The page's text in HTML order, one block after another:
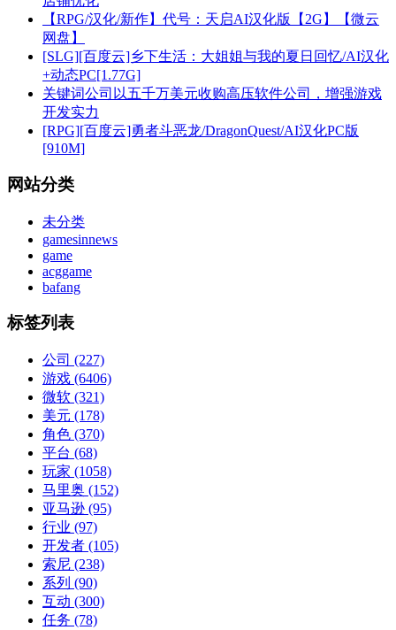
【RPG/汉化/新作】代号：天启AI汉化版【2G】【微云
网盘】
[SLG][百度云]乡下生活：大姐姐与我的夏日回忆/AI汉化
+动态PC[1.77G]
关键词公司以五千万美元收购高压软件公司，增强游戏
开发实力
[RPG][百度云]勇者斗恶龙/DragonQuest/AI汉化PC版
[910M]
网站分类
未分类
gamesinnews
game
acggame
bafang
标签列表
公司 (227)
游戏 (6406)
微软 (321)
美元 (178)
角色 (370)
平台 (68)
玩家 (1058)
马里奥 (152)
亚马逊 (95)
行业 (97)
开发者 (105)
索尼 (238)
系列 (90)
互动 (300)
任务 (78)